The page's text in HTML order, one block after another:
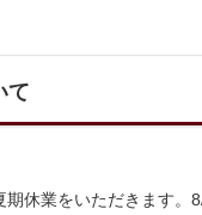
て
休業をいただきます。